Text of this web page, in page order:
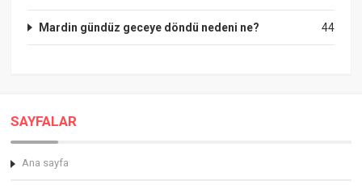
44
Mardin gündüz geceye döndü nedeni ne?
SAYFALAR
Ana sayfa